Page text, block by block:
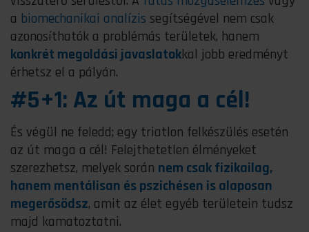
a biomechanikai analízis segítségével nem csak
azonosíthatók a problémás területek, hanem
konkrét megoldási javaslatokkal jobb eredményt
érhetsz el a pályán.
#5+1: Az út maga a cél!
És végül ne feledd; egy triatlon felkészülés esetén
az út maga a cél! Felejthetetlen élményeket
szerezhetsz, melyek során nem csak fizikailag,
hanem mentálisan és pszichésen is alaposan
megerősödsz, amit az élet egyéb területein tudsz
majd kamatoztatni.